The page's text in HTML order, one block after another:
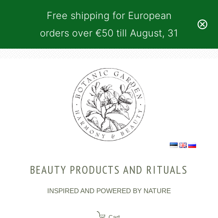
Free shipping for European
orders over €50 till August, 31
BEAUTY PRODUCTS AND RITUALS
INSPIRED AND POWERED BY NATURE